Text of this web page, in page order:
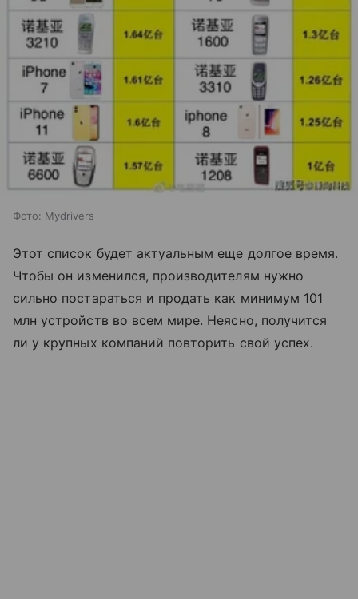
Фото: Mydrivers
Этот список будет актуальным еще долгое время.
Чтобы он изменился, производителям нужно
сильно постараться и продать как минимум 101
млн устройств во всем мире. Неясно, получится
ли у крупных компаний повторить свой успех.